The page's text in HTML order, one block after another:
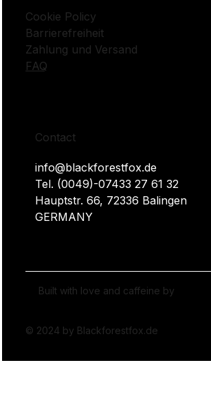
Cookie Policy
Barrierefreiheit
Zahlung und Versand
FAQ
Contact
info@blackforestfox.de
Tel. (0049)-07433 27 61 32
Hauptstr. 66, 72336 Balingen
GERMANY
© 2024 by Blackforestfox.de
Built with love and caffeine by